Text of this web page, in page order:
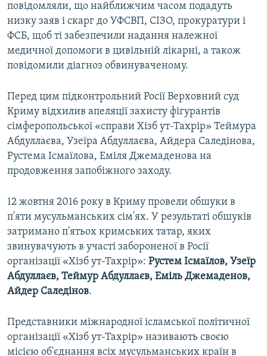
повідомляли, що найближчим часом подадуть
низку заяв і скарг до УФСВП, СІЗО, прокуратури і
ФСБ, щоб ті забезпечили надання належної
медичної допомоги в цивільній лікарні, а також
повідомили діагноз обвинуваченому.
Перед цим підконтрольний Росії Верховний суд
Криму відхилив апеляції захисту фігурантів
сімферопольської «справи Хізб ут-Тахрір» Теймура
Абдуллаєва, Узеїра Абдуллаєва, Айдера Саледінова,
Рустема Ісмаїлова, Еміля Джемаденова на
продовження запобіжного заходу.
12 жовтня 2016 року в Криму провели обшуки в
п'яти мусульманських сім'ях. У результаті обшуків
затримано п'ятьох кримських татар, яких
звинувачують в участі забороненої в Росії
організації «Хізб ут-Тахрір»: Рустем Ісмаїлов, Узеїр
Абдуллаєв, Теймур Абдуллаєв, Еміль Джемаденов,
Айдер Саледінов.
Представники міжнародної ісламської політичної
організації «Хізб ут-Тахрір» називають своєю
місією об'єднання всіх мусульманських країн в